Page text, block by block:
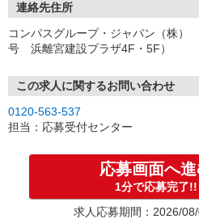
［2］携帯のショートメッセージ（
メッセージに従ってご質問にご回
程をご選択ください♪
連絡させて頂きます。
↓
［3］面接実施。履歴書（写真貼付）
面接では仕事内容や職場についてな
［4］ 採用決定のご連絡。勤務開始
【電話受付】
連絡先住所
コンパスグループ・ジャパン（株
号 浜離宮建設プラザ4F・5F）
この求人に関するお問い合わせ
0120-563-537
担当：応募受付センター
応募画面へ
1分で応募完了!!
求人応募期間：2026/